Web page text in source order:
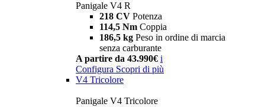
Panigale V4 R
218 CV Potenza
114,5 Nm Coppia
186,5 kg Peso in ordine di marcia
senza carburante
A partire da 43.990€ i
Configura Scopri di più
V4 Tricolore
Panigale V4 Tricolore